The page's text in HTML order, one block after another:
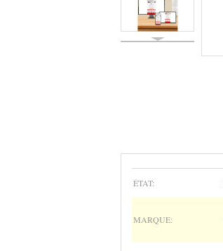
ÉTAT:
MARQUE: